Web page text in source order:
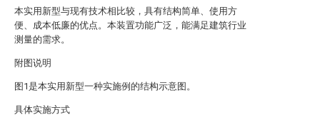
本实用新型与现有技术相比较，具有结构简单、使用方
便、成本低廉的优点。本装置功能广泛，能满足建筑行业
测量的需求。
附图说明
图1是本实用新型一种实施例的结构示意图。
具体实施方式